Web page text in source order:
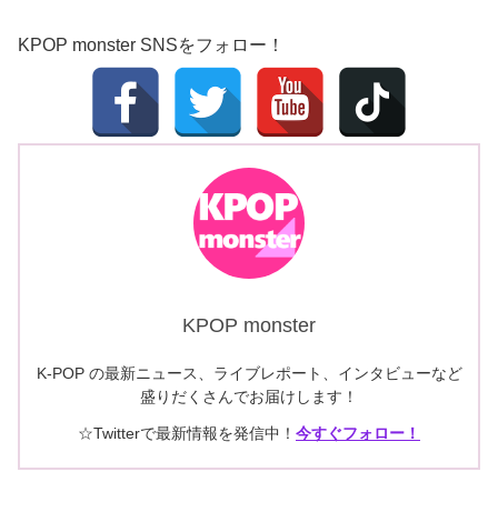
KPOP monster SNSをフォロー！
KPOP monster
K-POP の最新ニュース、ライブレポート、インタビューなど
盛りだくさんでお届けします！
☆Twitterで最新情報を発信中！ 今すぐフォロー！